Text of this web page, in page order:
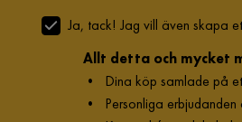
Ja, tack! Jag vill även skapa
Allt detta och mycket
• Dina köp samlade på
• Personliga